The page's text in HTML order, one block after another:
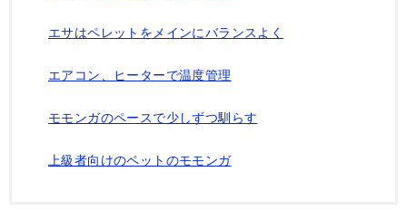
エサはペレットをメインにバランスよく
エアコン、ヒーターで温度管理
モモンガのペースで少しずつ馴らす
上級者向けのペットのモモンガ